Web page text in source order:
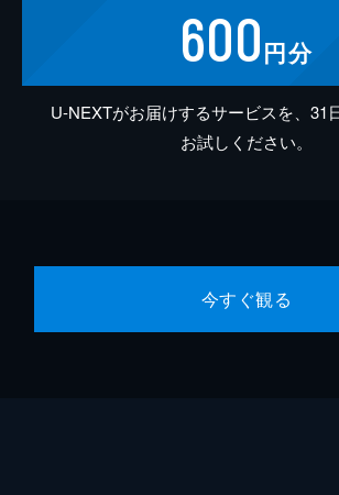
600円分
U-NEXTがお届けするサービスを、31
お試しください。
今すぐ観る